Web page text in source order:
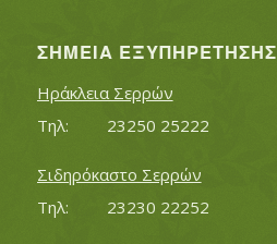
ΣΗΜΕΊΑ ΕΞΥΠΗΡΈΤΗΣΗΣ
Ηράκλεια Σερρών
Τηλ:		23250 25222
Σιδηρόκαστο Σερρών
Τηλ:		23230 22252